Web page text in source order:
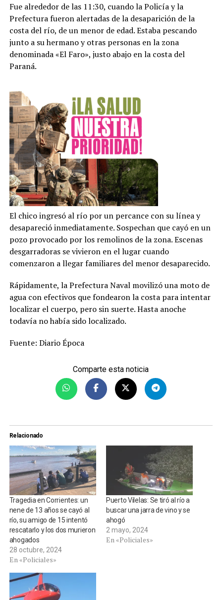
Fue alrededor de las 11:30, cuando la Policía y la
Prefectura fueron alertadas de la desaparición de la
costa del río, de un menor de edad. Estaba pescando
junto a su hermano y otras personas en la zona
denominada «El Faro», justo abajo en la costa del
Paraná.
El chico ingresó al río por un percance con su línea y
desapareció inmediatamente. Sospechan que cayó en un
pozo provocado por los remolinos de la zona. Escenas
desgarradoras se vivieron en el lugar cuando
comenzaron a llegar familiares del menor desaparecido.
Rápidamente, la Prefectura Naval movilizó una moto de
agua con efectivos que fondearon la costa para intentar
localizar el cuerpo, pero sin suerte. Hasta anoche
todavía no había sido localizado.
Fuente: Diario Época
Comparte esta noticia
Relacionado
Tragedia en Corrientes: un
nene de 13 años se cayó al
río, su amigo de 15 intentó
rescatarlo y los dos murieron
ahogados
28 octubre, 2024
En «Policiales»
Puerto Vilelas: Se tiró al río a
buscar una jarra de vino y se
ahogó
2 mayo, 2024
En «Policiales»